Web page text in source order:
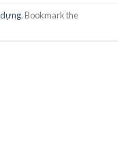
dựng. Bookmark the